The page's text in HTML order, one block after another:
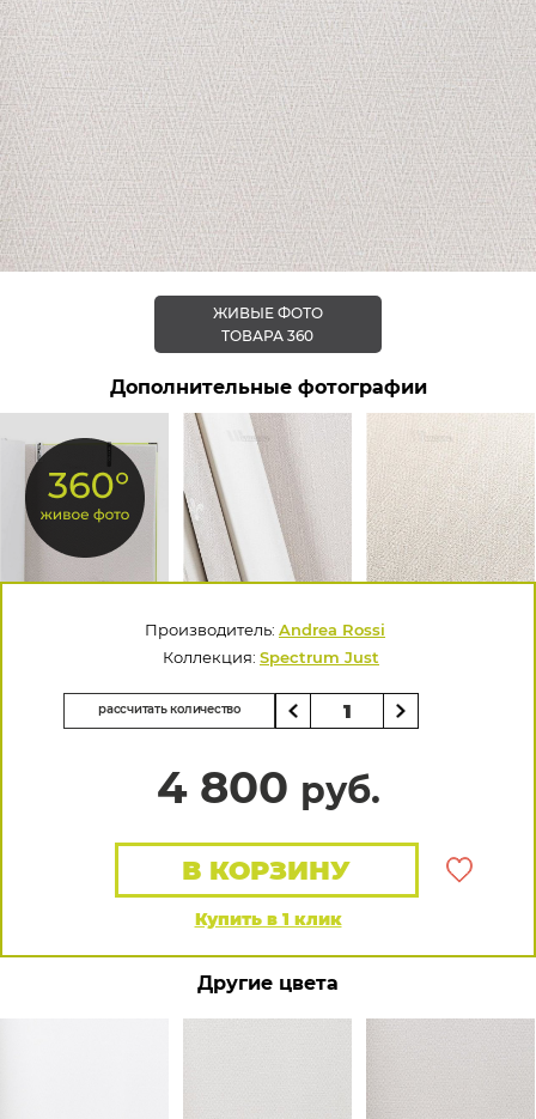
ЖИВЫЕ ФОТО
ТОВАРА 360
Дополнительные фотографии
Производитель: Andrea Rossi
Коллекция: Spectrum Just
рассчитать количество
4 800 руб.
Купить в 1 клик
В КОРЗИНУ
Другие цвета